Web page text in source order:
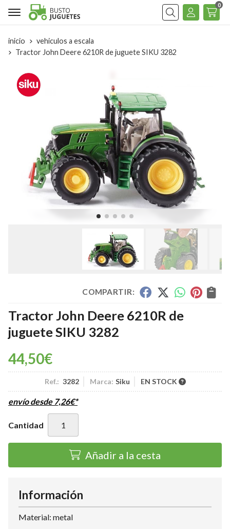
Buscar
0
inicio
vehiculos a escala
Tractor John Deere 6210R de juguete SIKU 3282
COMPARTIR:
Tractor John Deere 6210R de
juguete SIKU 3282
44,50€
Ref.: 3282 Marca: Siku EN STOCK
envío desde 7,26€*
Cantidad
Añadir a la cesta
Información
Material: metal